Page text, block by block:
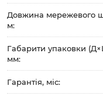
Довжина мережевого
м:
Габарити упаковки
мм:
Гарантія, міс: